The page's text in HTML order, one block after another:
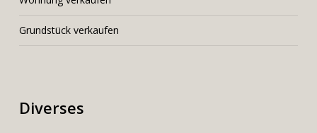
Grundstück verkaufen
Diverses